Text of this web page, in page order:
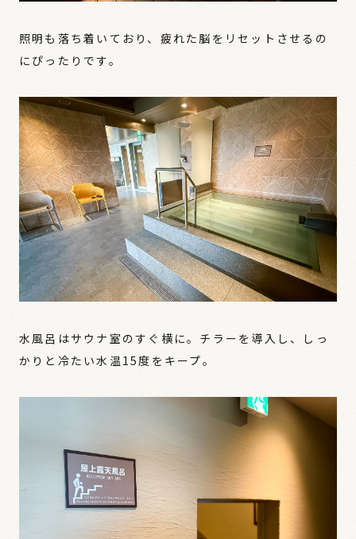
照明も落ち着いており、疲れた脳をリセットさせるの
にぴったりです。
水風呂はサウナ室のすぐ横に。チラーを導入し、しっ
かりと冷たい水温15度をキープ。